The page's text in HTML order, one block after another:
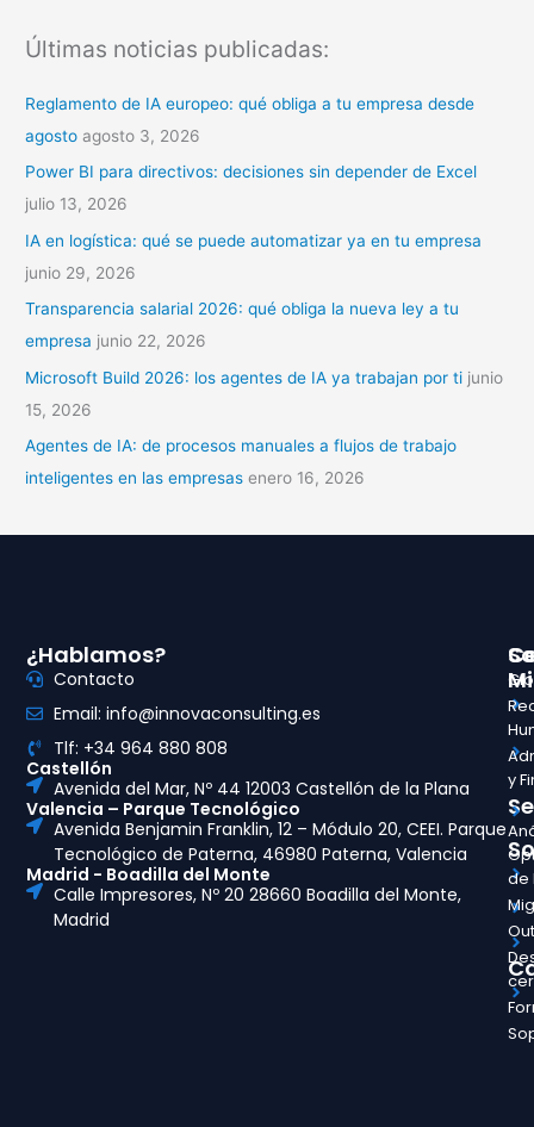
c
r
:
Últimas noticias publicadas:
Reglamento de IA europeo: qué obliga a tu empresa desde
agosto agosto 3, 2026
Power BI para directivos: decisiones sin depender de Excel
julio 13, 2026
IA en logística: qué se puede automatizar ya en tu empresa
junio 29, 2026
Transparencia salarial 2026: qué obliga la nueva ley a tu
empresa junio 22, 2026
Microsoft Build 2026: los agentes de IA ya trabajan por ti junio
15, 2026
Agentes de IA: de procesos manuales a flujos de trabajo
inteligentes en las empresas enero 16, 2026
y
de
¿Hablamos?
Contacto
Email: info@innovaconsulting.es
Tlf: +34 964 880 808
Castellón
Avenida del Mar, Nº 44 12003 Castellón de la Plana
Valencia – Parque Tecnológico
Avenida Benjamin Franklin, 12 – Módulo 20, CEEI. Parque
Tecnológico de Paterna, 46980 Paterna, Valencia
Madrid - Boadilla del Monte
Calle Impresores, Nº 20 28660 Boadilla del Monte,
Madrid